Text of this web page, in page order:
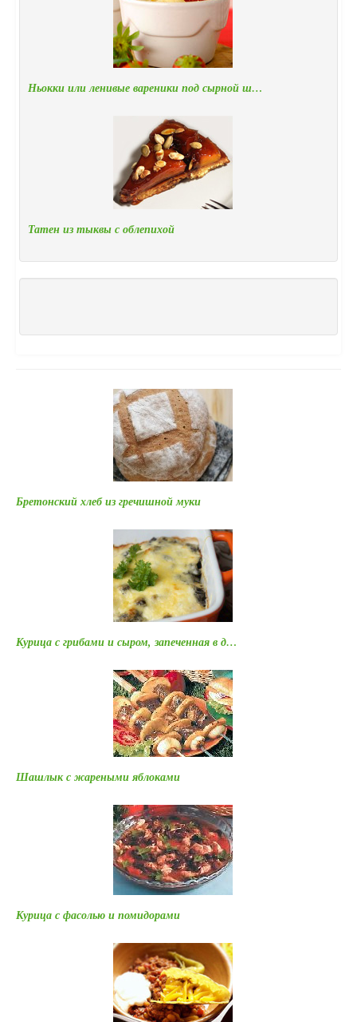
Ньокки или ленивые вареники под сырной ш…
Татен из тыквы с облепихой
Бретонский хлеб из гречишной муки
Курица с грибами и сыром, запеченная в д…
Шашлык с жареными яблоками
Курица с фасолью и помидорами